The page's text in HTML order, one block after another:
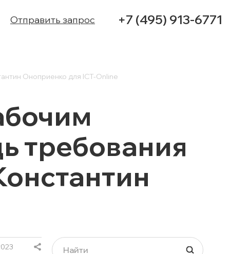
Отправить запрос +7 (495) 913-6771
КОНТАКТЫ
Оноприенко для ICT-Online
требования